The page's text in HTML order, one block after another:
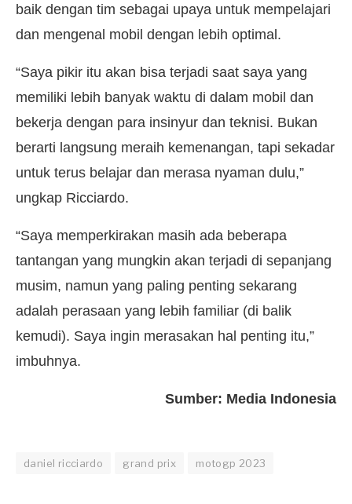
baik dengan tim sebagai upaya untuk mempelajari
dan mengenal mobil dengan lebih optimal.
“Saya pikir itu akan bisa terjadi saat saya yang
memiliki lebih banyak waktu di dalam mobil dan
bekerja dengan para insinyur dan teknisi. Bukan
berarti langsung meraih kemenangan, tapi sekadar
untuk terus belajar dan merasa nyaman dulu,”
ungkap Ricciardo.
“Saya memperkirakan masih ada beberapa
tantangan yang mungkin akan terjadi di sepanjang
musim, namun yang paling penting sekarang
adalah perasaan yang lebih familiar (di balik
kemudi). Saya ingin merasakan hal penting itu,”
imbuhnya.
Sumber: Media Indonesia
daniel ricciardo grand prix motogp 2023